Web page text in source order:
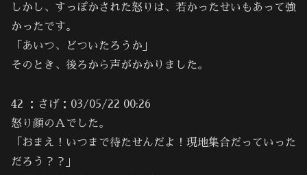
しかし、すっぽかされた怒りは、若かったせいもあって強
かったです。
「あいつ、どついたろうか」
そのとき、後ろから声がかかりました。
42 ：さげ：03/05/22 00:26
怒り顔のＡでした。
「おまえ！いつまで待たせんだよ！現地集合だっていった
だろう？？」